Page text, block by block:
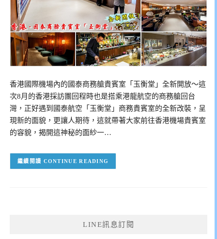
香港國際機場內的國泰商務艙貴賓室「玉衡堂」全新開放～這
次8月的香港採訪團回程時也是搭乘港龍航空的商務艙回台
灣，正好遇到國泰航空「玉衡堂」商務貴賓室的全新改裝，呈
現新的面貌，更讓人期待，這就帶著大家前往香港機場貴賓室
的容貌，揭開這神秘的面紗一…
CONTINUE READING
LINE訊息訂閱